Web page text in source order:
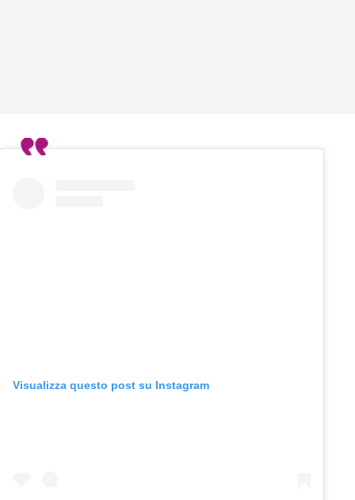
Visualizza questo post su Instagram